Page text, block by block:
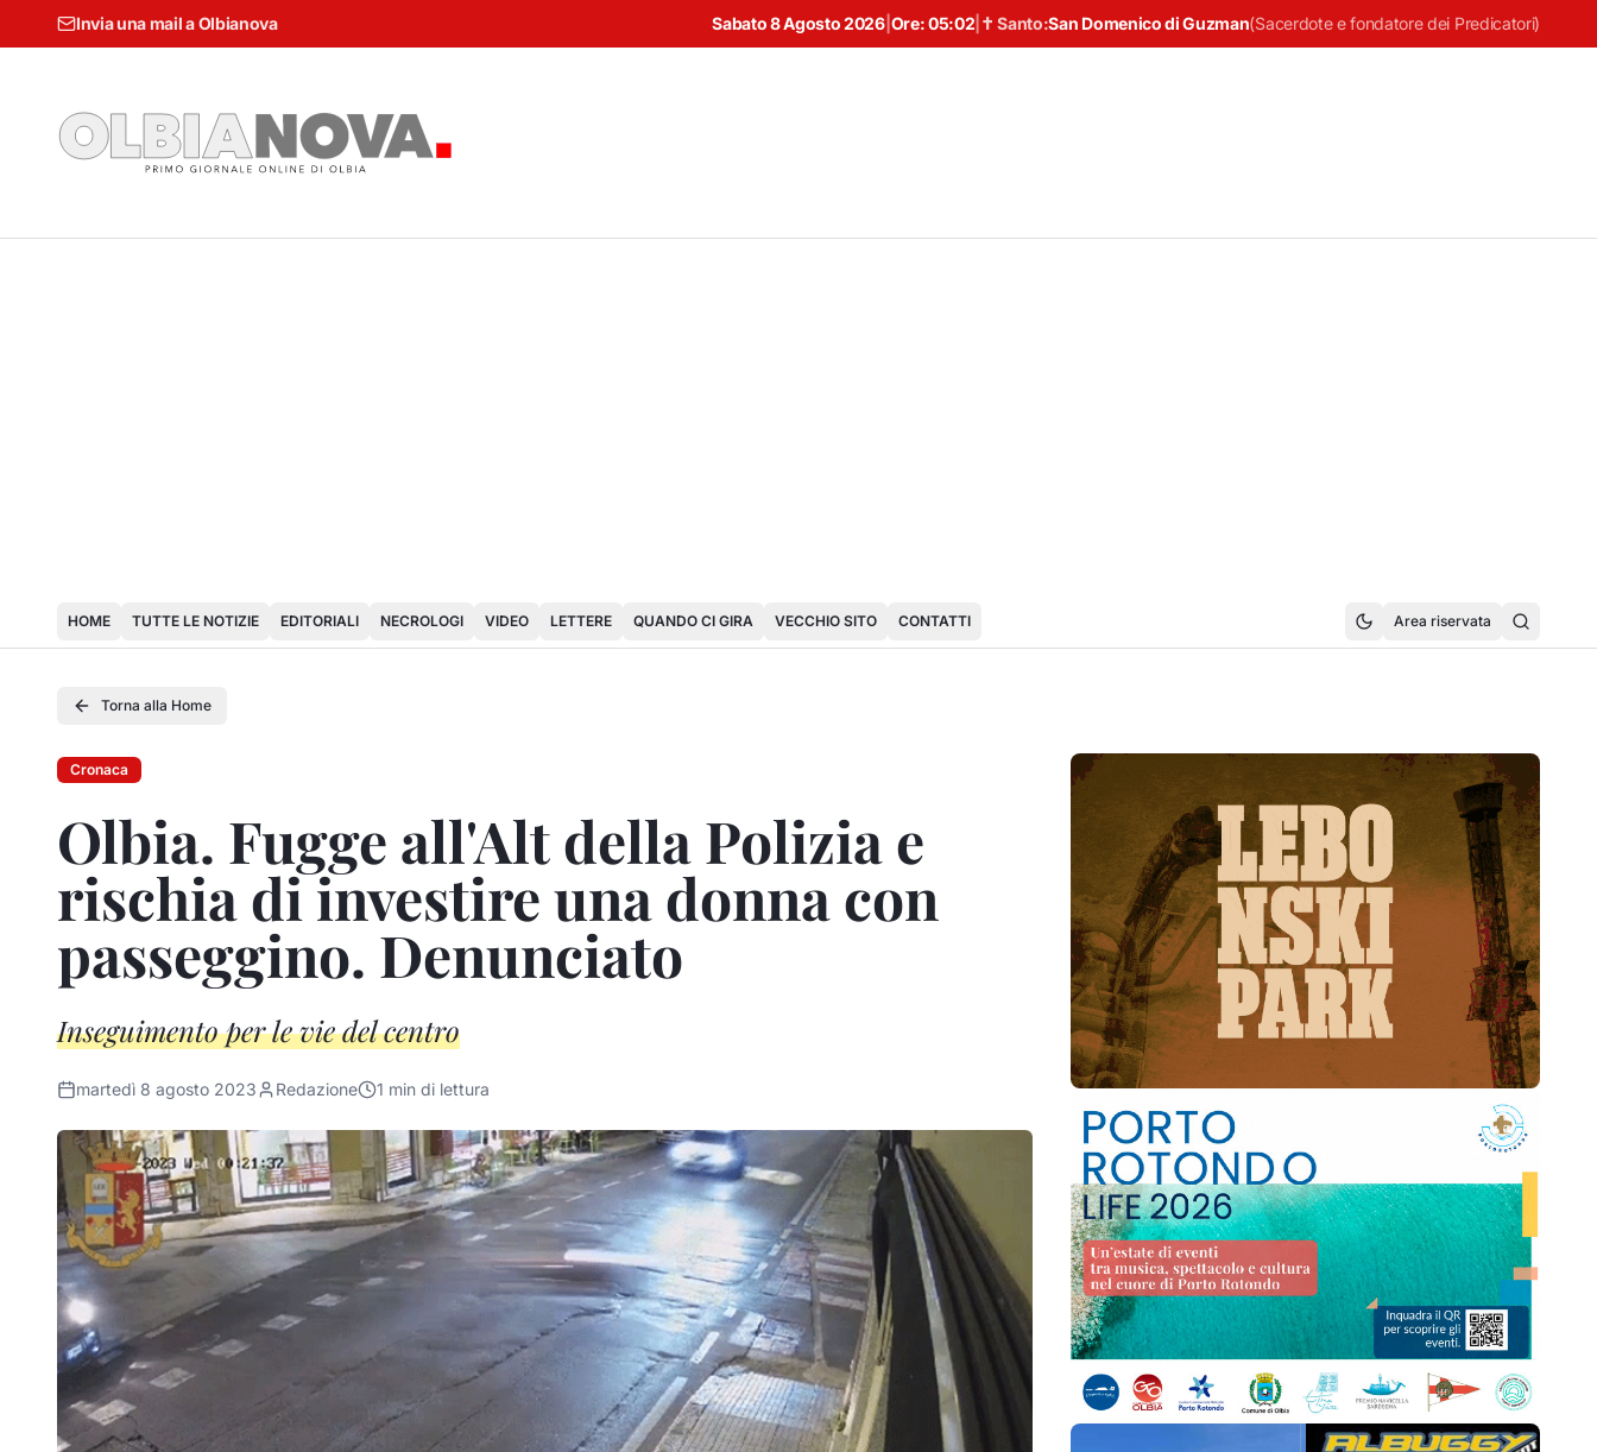
Invia una mail a Olbianova Sabato 8 Agosto 2026| Ore:05:02 ✝ Santo:San Domenico di Guzman(Sacerdote e fondatore dei Predicatori)
HOME TUTTE LE NOTIZIE EDITORIALI NECROLOGI VIDEO LETTERE QUANDO CI GIRA VECCHIO SITO CONTATTI Area riservata
Torna alla Home
Cronaca
Olbia. Fugge all'Alt della Polizia e
rischia di investire una donna con
passeggino. Denunciato
Inseguimento per le vie del centro
martedì 8 agosto 2023 Redazione 1 min di lettura